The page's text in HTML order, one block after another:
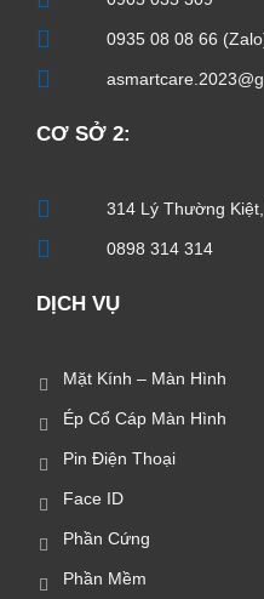
0935 08 08 66
CƠ SỞ 2:
314 Lý Thường
0898 314 314
DỊCH VỤ
Mặt Kính – Màn Hình
Ép Cổ Cáp Màn Hình
Pin Điện Thoại
Face ID
Phần Cứng
Phần Mềm